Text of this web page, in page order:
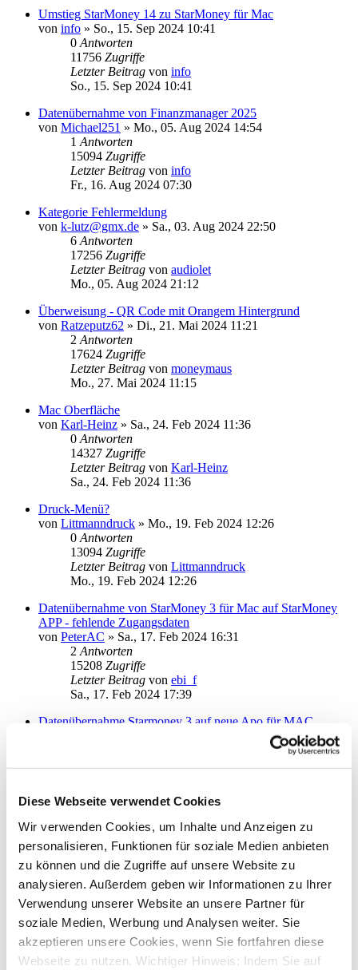
Diese Webseite verwendet Cookies
Wir verwenden Cookies, um Inhalte und Anzeigen zu
personalisieren, Funktionen für soziale Medien anbieten
zu können und die Zugriffe auf unsere Website zu
analysieren. Außerdem geben wir Informationen zu Ihrer
Verwendung unserer Website an unsere Partner für
soziale Medien, Werbung und Analysen weiter. Sie
akzeptieren unsere Cookies, wenn Sie fortfahren diese
Webseite zu nutzen. Wichtiger Hinweis: Indem Sie auf
Umstieg StarMoney 14 zu StarMoney für Mac
von info » So., 15. Sep 2024 10:41
0 Antworten
11756 Zugriffe
Letzter Beitrag von info
So., 15. Sep 2024 10:41
Datenübernahme von Finanzmanager 2025
von Michael251 » Mo., 05. Aug 2024 14:54
1 Antworten
15094 Zugriffe
Letzter Beitrag von info
Fr., 16. Aug 2024 07:30
Kategorie Fehlermeldung
von k-lutz@gmx.de » Sa., 03. Aug 2024 22:50
6 Antworten
17256 Zugriffe
Letzter Beitrag von audiolet
Mo., 05. Aug 2024 21:12
Überweisung - QR Code mit Orangem Hintergrund
von Ratzeputz62 » Di., 21. Mai 2024 11:21
2 Antworten
17624 Zugriffe
Letzter Beitrag von moneymaus
Mo., 27. Mai 2024 11:15
Mac Oberfläche
von Karl-Heinz » Sa., 24. Feb 2024 11:36
0 Antworten
14327 Zugriffe
Letzter Beitrag von Karl-Heinz
Sa., 24. Feb 2024 11:36
Druck-Menü?
von Littmanndruck » Mo., 19. Feb 2024 12:26
0 Antworten
13094 Zugriffe
Letzter Beitrag von Littmanndruck
Mo., 19. Feb 2024 12:26
Datenübernahme von StarMoney 3 für Mac auf StarMoney
APP - fehlende Zugangsdaten
von PeterAC » Sa., 17. Feb 2024 16:31
2 Antworten
15208 Zugriffe
Letzter Beitrag von ebi_f
Sa., 17. Feb 2024 17:39
Datenübernahme Starmoney 3 auf neue Apo für MAC
Speicherort der Daten (Version 1.7.0)
vonRaiMan »Fr., 26. Jan 2024 18:31
0Antworten
13465Zugriffe
Letzter Beitrag
von
RaiMan
Fr., 26. Jan 2024 18:31
Datenübernahme funktioniert nicht
Di., 23. Jan 2024 08:34
2Antworten
14852Zugriffe